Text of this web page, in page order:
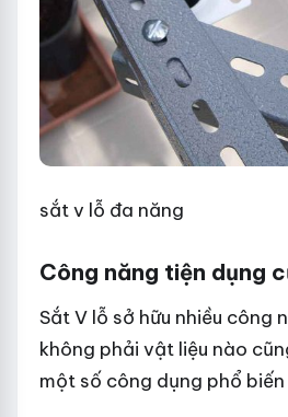
sắt v lỗ đa năng
Công năng tiện dụng
Sắt V lỗ sở hữu nhiều công
không phải vật liệu nào
một số công dụng phổ